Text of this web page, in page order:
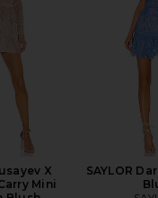
X
Mini
SAYLOR